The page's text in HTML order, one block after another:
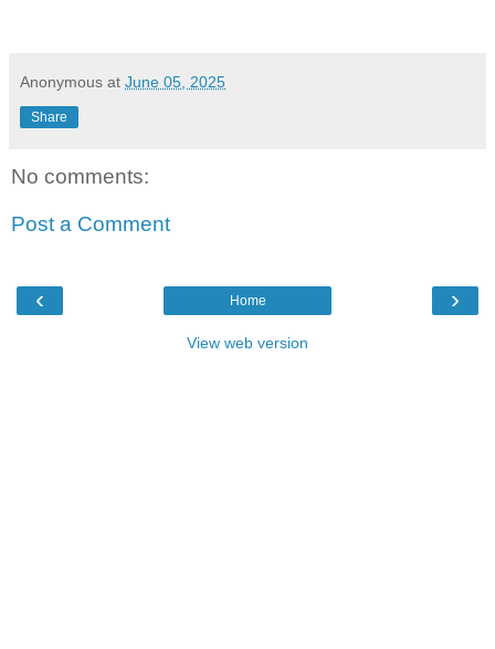
Anonymous at June 05, 2025
Share
No comments:
Post a Comment
‹ ›
Home
View web version